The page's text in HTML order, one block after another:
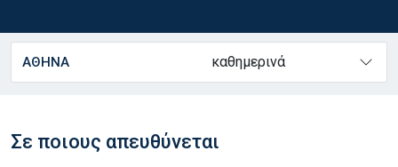
ΑΘΗΝΑ καθημερινά
Σε ποιους απευθύνεται